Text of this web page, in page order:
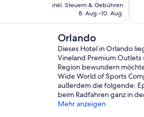
beträgt
327 €
inkl. Steuern & Gebühren
8. Aug.–10. Aug.
Orlando
Dieses Hotel in Orlando
Vineland Premium
Region bewundern
Wide World of Sports
außerdem die folgende:
beim Radfahren ganz in
Mehr anzeigen